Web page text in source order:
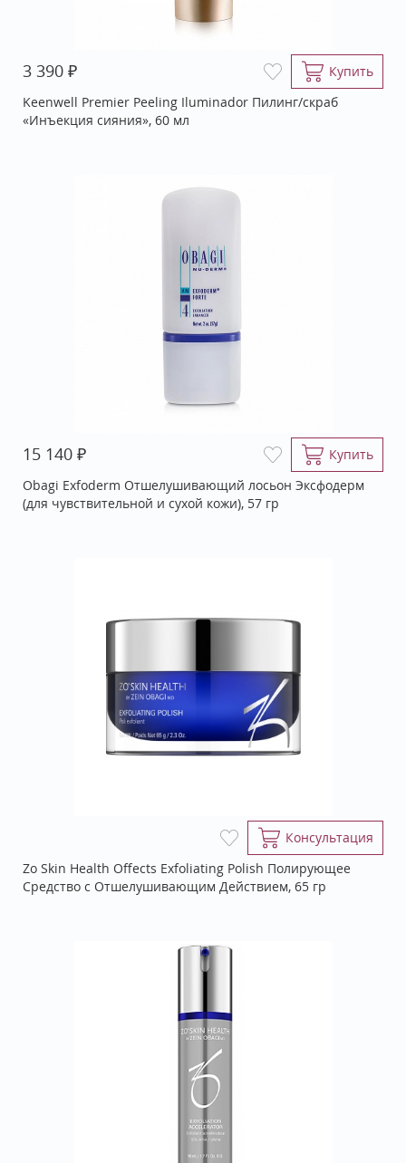
3 390 ₽
Купить
Keenwell Premier Peeling Iluminador Пилинг/скраб
«Инъекция сияния», 60 мл
15 140 ₽
Купить
Obagi Exfoderm Отшелушивающий лосьон Эксфодерм
(для чувствительной и сухой кожи), 57 гр
Консультация
Zo Skin Health Offects Exfoliating Polish Полирующее
Средство с Отшелушивающим Действием, 65 гр